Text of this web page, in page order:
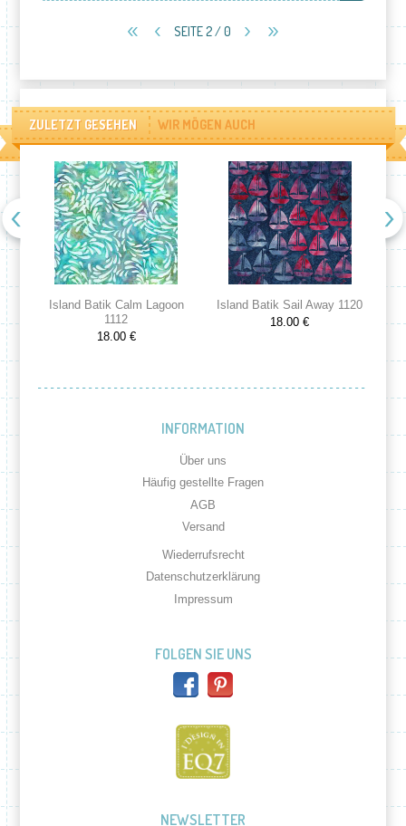
SEITE 2 / 0
ZULETZT GESEHEN WIR MÖGEN AUCH
Island Batik Calm Lagoon
1112
18.00 €
Island Batik Sail Away 1120
18.00 €
INFORMATION
Über uns
Häufig gestellte Fragen
AGB
Versand
Wiederrufsrecht
Datenschutzerklärung
Impressum
FOLGEN SIE UNS
NEWSLETTER